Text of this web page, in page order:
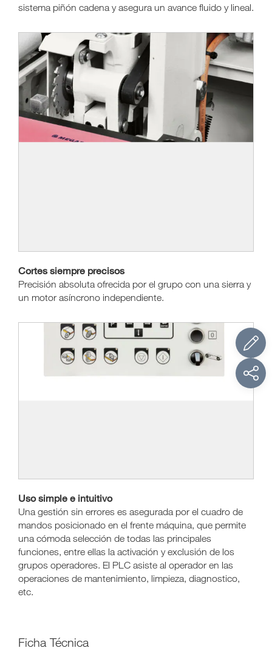
sistema piñón cadena y asegura un avance fluido y lineal.
Cortes siempre precisos
Precisión absoluta ofrecida por el grupo con una sierra y
un motor asíncrono independiente.
Uso simple e intuitivo
Una gestión sin errores es asegurada por el cuadro de
mandos posicionado en el frente máquina, que permite
una cómoda selección de todas las principales
funciones, entre ellas la activación y exclusión de los
grupos operadores. El PLC asiste al operador en las
operaciones de mantenimiento, limpieza, diagnostico,
etc.
Ficha Técnica